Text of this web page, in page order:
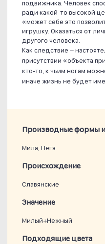
подвижника. Человек
ради какой-то высокой
«может себе это
игрушку. Оказаться от
другого человека.
Как следствие –
присутствии «объекта
кто-то, к чьим ногам
иначе жизнь не будет
Производные формы
Мила, Нега
Проиcхождение
Славянские
Значение
Милый+нежный
Подходящие цвета